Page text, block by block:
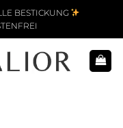
BESTICKUNG